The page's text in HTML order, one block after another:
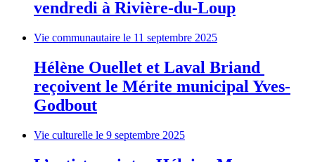
vendredi à Rivière-du-Loup
Vie communautaire le 11 septembre 2025
Hélène Ouellet et Laval Briand
reçoivent le Mérite municipal Yves-
Godbout
Vie culturelle le 9 septembre 2025